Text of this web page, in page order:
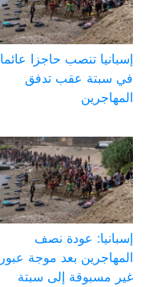
إسبانيا تنصب حاجزا عائما
في سبتة عقب تدفق
المهاجرين
إسبانيا: عودة نصف
المهاجرين بعد موجة عبور
غير مسبوقة إلى سبتة